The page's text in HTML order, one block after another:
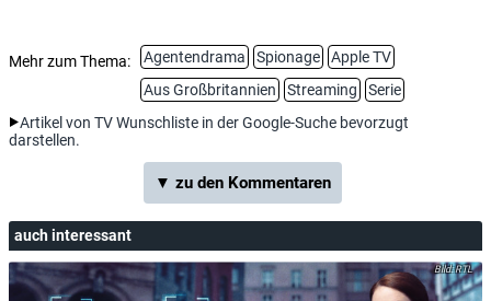
Mehr zum Thema: Agentendrama Spionage
Apple TV
Aus Großbritannien
Streaming
Serie
Artikel von TV Wunschliste in der Google-Suche bevorzugt
darstellen.
▼ zu den Kommentaren
auch interessant
RTL